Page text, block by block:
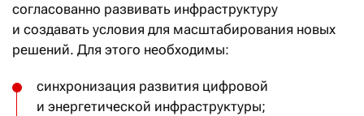
согласованно развивать инфраструктуру
и создавать условия для масштабирования новых
решений. Для этого необходимы:
синхронизация развития цифровой
и энергетической инфраструктуры;